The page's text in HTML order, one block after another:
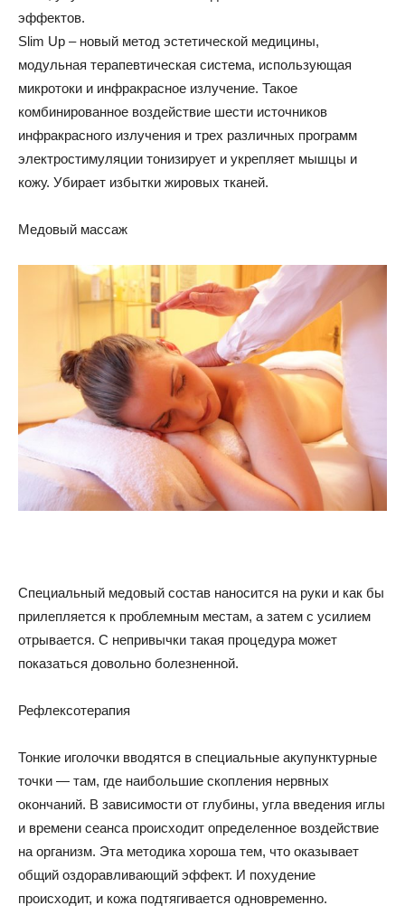
эффектов.
Slim Up – новый метод эстетической медицины,
модульная терапевтическая система, использующая
микротоки и инфракрасное излучение. Такое
комбинированное воздействие шести источников
инфракрасного излучения и трех различных программ
электростимуляции тонизирует и укрепляет мышцы и
кожу. Убирает избытки жировых тканей.
Медовый массаж
Специальный медовый состав наносится на руки и как бы
прилепляется к проблемным местам, а затем с усилием
отрывается. С непривычки такая процедура может
показаться довольно болезненной.
Рефлексотерапия
Тонкие иголочки вводятся в специальные акупунктурные
точки — там, где наибольшие скопления нервных
окончаний. В зависимости от глубины, угла введения иглы
и времени сеанса происходит определенное воздействие
на организм. Эта методика хороша тем, что оказывает
общий оздоравливающий эффект. И похудение
происходит, и кожа подтягивается одновременно.